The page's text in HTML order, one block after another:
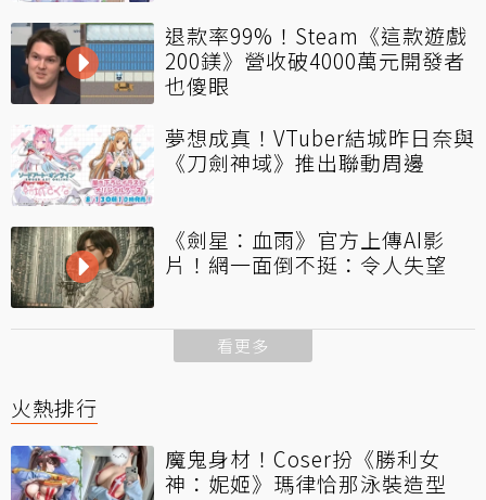
退款率99%！Steam《這款遊戲
200鎂》營收破4000萬元開發者
也傻眼
夢想成真！VTuber結城昨日奈與
《刀劍神域》推出聯動周邊
《劍星：血雨》官方上傳AI影
片！網一面倒不挺：令人失望
看更多
火熱排行
魔鬼身材！Coser扮《勝利女
神：妮姬》瑪律恰那泳裝造型